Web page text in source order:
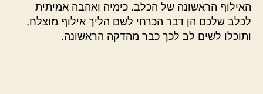
האילוף הראשונה של הכלב. כימיה ואהבה אמיתית
לכלב שלכם הן דבר הכרחי לשם הליך אילוף מוצלח,
ותוכלו לשים לב לכך כבר מהדקה הראשונה.